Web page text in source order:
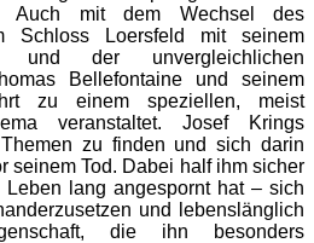
Auch mit dem Wechsel des
Schloss Loersfeld mit seinem
und der unvergleichlichen
Bellefontaine und seinem
zu einem speziellen, meist
veranstaltet. Josef Krings
zu finden und sich darin
seinem Tod. Dabei half ihm sicher
lang angespornt hat – sich
und lebenslänglich
die ihn besonders